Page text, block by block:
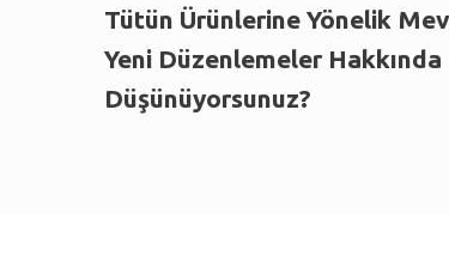
Tütün Ürünlerine Yönelik
Yeni Düzenlemeler Hakkında
Düşünüyorsunuz?